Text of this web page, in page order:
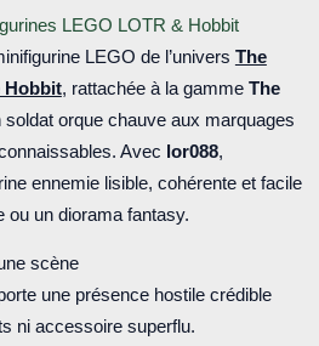
LEGO LOTR & Hobbit
LEGO de l’univers The
Hobbit, rattachée à la gamme The
soldat orque chauve aux marquages
Avec lor088,
ennemie lisible, cohérente et facile
ou un diorama fantasy.
scène
une présence hostile crédible
ni accessoire superflu.